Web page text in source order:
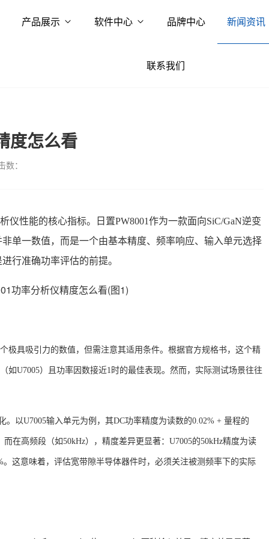
产品展示 软件中心 品牌中心 新闻资讯
联系我们
度怎么看
数：
仪性能的核心指标。日置PW8001作为一款面向SiC/GaN逆变
单一数值，而是一个由基本精度、频率响应、输入单元选择
行准确功率评估的前提。
极具吸引力的数值，但需注意其适用条件。根据官方规格书，这个精
如U7005）且功率因数接近1时的最佳表现。然而，实际测试场景往往
。以U7005输入单元为例，其DC功率精度为读数的0.02% + 量程的
而在高频段（如50kHz），精度差异更显著：U7005的50kHz精度为读
。这意味着，评估宽带隙半导体器件时，必须关注被测频率下的实际